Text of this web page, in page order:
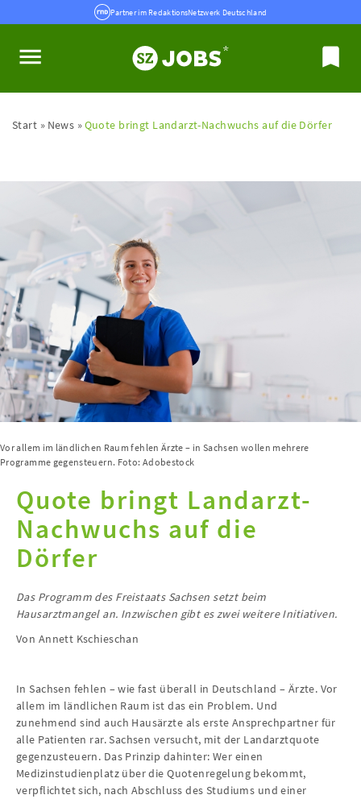
Partner im RedaktionsNetzwerk Deutschland
Start News Quote bringt Landarzt-Nachwuchs auf die Dörfer
Vor allem im ländlichen Raum fehlen Ärzte – in Sachsen wollen mehrere
Programme gegensteuern. Foto: Adobestock
Quote bringt Landarzt-
Nachwuchs auf die
Dörfer
Das Programm des Freistaats Sachsen setzt beim
Hausarztmangel an. Inzwischen gibt es zwei weitere Initiativen.
Von Annett Kschieschan
In Sachsen fehlen – wie fast überall in Deutschland – Ärzte. Vor
allem im ländlichen Raum ist das ein Problem. Und
zunehmend sind auch Hausärzte als erste Ansprechpartner für
alle Patienten rar. Sachsen versucht, mit der Landarztquote
gegenzusteuern. Das Prinzip dahinter: Wer einen
Medizinstudienplatz über die Quotenregelung bekommt,
verpflichtet sich, nach Abschluss des Studiums und einer